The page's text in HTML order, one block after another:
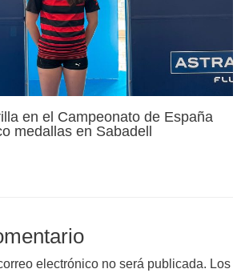
en el Campeonato de España
medallas en Sabadell
electrónico no será publicada. Los